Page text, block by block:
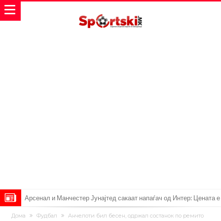
Арсенал и Манчестер Јунајтед сакаат напаѓач од Интер: Цената е
85 милиони евра
Манчестер Сити за 100 милиони евра ја носи сензацијата од СП
Дома Фудбал
Aнчелоти бил бесен, одржал состанок по ремито